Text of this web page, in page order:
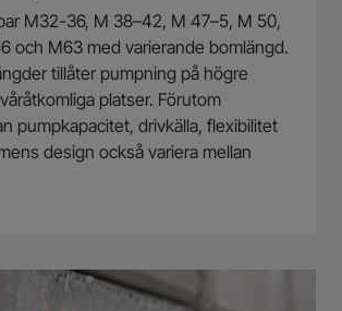
M32-36, M 38–42, M 47–5, M 50,
och M63 med varierande bomlängd.
tillåter pumpning på högre
platser. Förutom
pumpkapacitet, drivkälla, flexibilitet
design också variera mellan